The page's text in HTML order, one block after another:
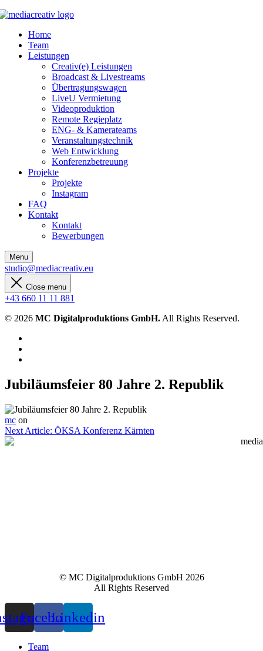
Home
Team
Leistungen
Creativ(e) Leistungen
Broadcast & Livestreams
Übertragungswagen
LiveU Vermietung
Videoproduktion
Remote Regieplatz
ENG- & Kamerateams
Veranstaltungstechnik
Web Entwicklung
Konferenzbetreuung
Projekte
Projekte
Instagram
FAQ
Kontakt
Kontakt
Bewerbungen
Menu
studio@mediacreativ.eu
Close menu
+43 660 11 11 881
© 2026 MC Digitalproduktions GmbH. All Rights Reserved.
Jubiläumsfeier 80 Jahre 2. Republik
mc on
Next Article: ÖKSA Konferenz Kärnten
© MC Digitalproduktions GmbH 2026
All Rights Reserved
FacebookLinkedin
Team